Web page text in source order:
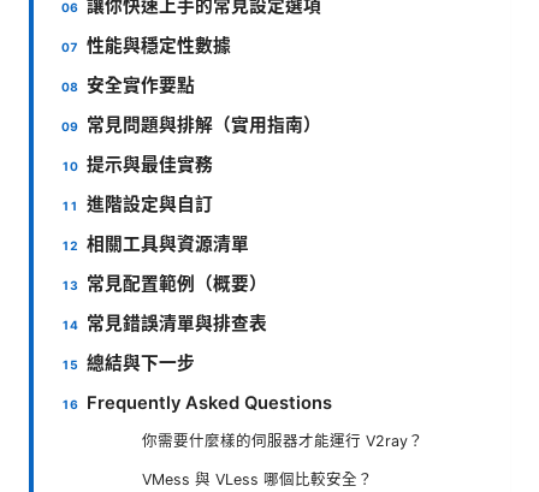
讓你快速上手的常見設定選項
性能與穩定性數據
安全實作要點
常見問題與排解（實用指南）
提示與最佳實務
進階設定與自訂
相關工具與資源清單
常見配置範例（概要）
常見錯誤清單與排查表
總結與下一步
Frequently Asked Questions
你需要什麼樣的伺服器才能運行 V2ray？
VMess 與 VLess 哪個比較安全？